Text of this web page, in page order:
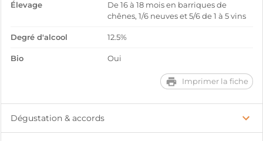
Élevage
De 16 à 18 mois en barriques de
chênes, 1/6 neuves et 5/6 de 1 à 5 vins
Degré d'alcool 12.5%
Bio Oui
Imprimer la fiche
Dégustation & accords